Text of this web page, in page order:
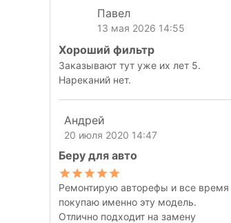
Павел
13 мая 2026 14:55
Хороший фильтр
Заказывают тут уже их лет 5.
Нареканий нет.
Андрей
20 июля 2020 14:47
Беру для авто
Ремонтирую авторефы и все время
покупаю именно эту модель.
Отлично подходит на замену